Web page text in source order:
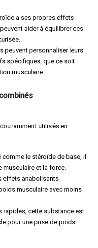
a ses propres effets
aider à équilibrer ces
peuvent personnaliser leurs
spécifiques, que ce soit
musculaire.
utilisés en
le stéroïde de base, il
musculaire et la force.
effets anabolisants
musculaire avec moins
rapides, cette substance est
pour une prise de poids